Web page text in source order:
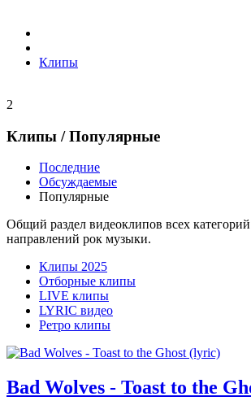
Клипы
2
Клипы / Популярные
Последние
Обсуждаемые
Популярные
Общий раздел видеоклипов всех
направлений рок музыки.
Клипы 2025
Отборные клипы
LIVE клипы
LYRIC видео
Ретро клипы
Bad Wolves - Toast to the